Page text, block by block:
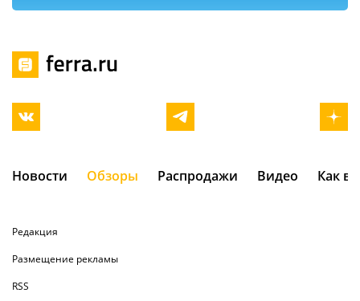
Новости Обзоры Распродажи Видео Как
Редакция
Размещение рекламы
RSS